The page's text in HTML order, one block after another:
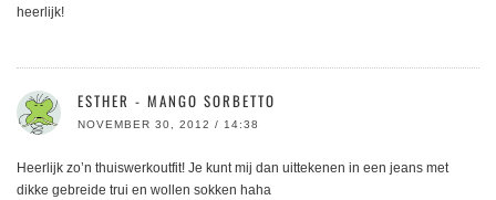
heerlijk!
ESTHER - MANGO SORBETTO
NOVEMBER 30, 2012 / 14:38
Heerlijk zo’n thuiswerkoutfit! Je kunt mij dan uittekenen in een jeans met
dikke gebreide trui en wollen sokken haha